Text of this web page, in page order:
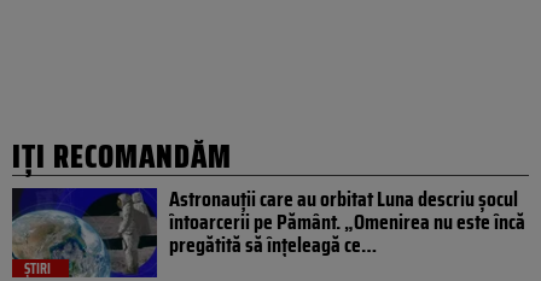
IȚI RECOMANDĂM
ȘTIRI
Astronauții care au orbitat Luna descriu șocul
întoarcerii pe Pământ. „Omenirea nu este încă
pregătită să înțeleagă ce…